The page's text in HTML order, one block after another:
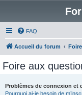
FAQ
Accueil du forum
Foire aux
Problèmes de connexion et
Pourquoi ai-je besoin de